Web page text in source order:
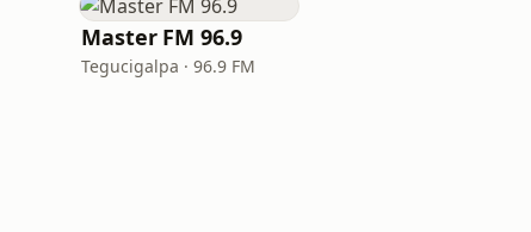
Master FM 96.9
Tegucigalpa · 96.9 FM